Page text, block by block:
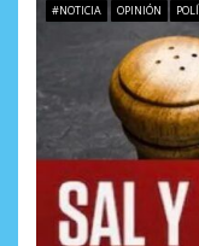
e
n
t
#NOTICIA OPINIÓN